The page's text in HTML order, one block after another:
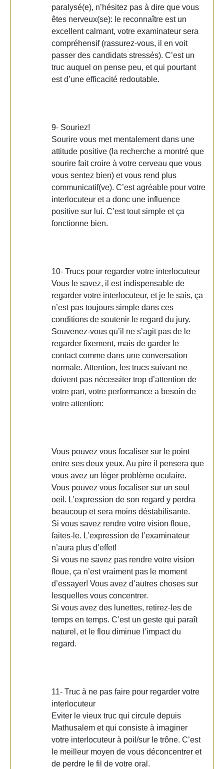
paralysé(e), n’hésitez pas à dire que vous
êtes nerveux(se): le reconnaître est un
excellent calmant, votre examinateur sera
compréhensif (rassurez-vous, il en voit
passer des candidats stressés). C’est un
truc auquel on pense peu, et qui pourtant
est d’une efficacité redoutable.
9- Souriez!
Sourire vous met mentalement dans une
attitude positive (la recherche a montré que
sourire fait croire à votre cerveau que vous
vous sentez bien) et vous rend plus
communicatif(ve). C’est agréable pour votre
interlocuteur et a donc une influence
positive sur lui. C’est tout simple et ça
fonctionne bien.
10- Trucs pour regarder votre interlocuteur
Vous le savez, il est indispensable de
regarder votre interlocuteur, et je le sais, ça
n’est pas toujours simple dans ces
conditions de soutenir le regard du jury.
Souvenez-vous qu’il ne s’agit pas de le
regarder fixement, mais de garder le
contact comme dans une conversation
normale. Attention, les trucs suivant ne
doivent pas nécessiter trop d’attention de
votre part, votre performance a besoin de
votre attention:
Vous pouvez vous focaliser sur le point
entre ses deux yeux. Au pire il pensera que
vous avez un léger problème oculaire.
Vous pouvez vous focaliser sur un seul
oeil. L’expression de son regard y perdra
beaucoup et sera moins déstabilisante.
Si vous savez rendre votre vision floue,
faites-le. L’expression de l’examinateur
n’aura plus d’effet!
Si vous ne savez pas rendre votre vision
floue, ça n’est vraiment pas le moment
d’essayer! Vous avez d’autres choses sur
lesquelles vous concentrer.
Si vous avez des lunettes, retirez-les de
temps en temps. C’est un geste qui paraît
naturel, et le flou diminue l’impact du
regard.
11- Truc à ne pas faire pour regarder votre
interlocuteur
Eviter le vieux truc qui circule depuis
Mathusalem et qui consiste à imaginer
votre interlocuteur à poil/sur le trône. C’est
le meilleur moyen de vous déconcentrer et
de perdre le fil de votre oral.